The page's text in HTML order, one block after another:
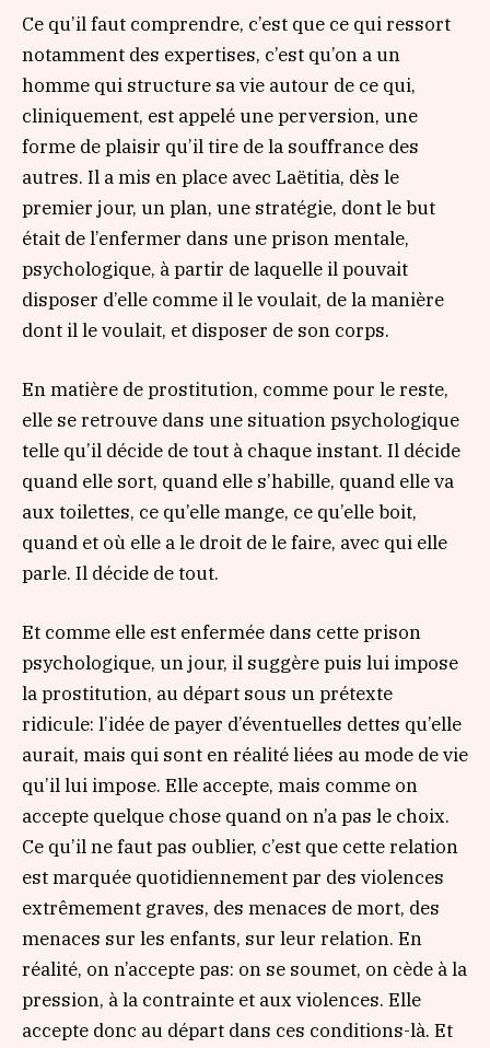
Ce qu’il faut comprendre, c’est que ce qui ressort
notamment des expertises, c’est qu’on a un
homme qui structure sa vie autour de ce qui,
cliniquement, est appelé une perversion, une
forme de plaisir qu’il tire de la souffrance des
autres. Il a mis en place avec Laëtitia, dès le
premier jour, un plan, une stratégie, dont le but
était de l’enfermer dans une prison mentale,
psychologique, à partir de laquelle il pouvait
disposer d’elle comme il le voulait, de la manière
dont il le voulait, et disposer de son corps.
En matière de prostitution, comme pour le reste,
elle se retrouve dans une situation psychologique
telle qu’il décide de tout à chaque instant. Il décide
quand elle sort, quand elle s’habille, quand elle va
aux toilettes, ce qu’elle mange, ce qu’elle boit,
quand et où elle a le droit de le faire, avec qui elle
parle. Il décide de tout.
Et comme elle est enfermée dans cette prison
psychologique, un jour, il suggère puis lui impose
la prostitution, au départ sous un prétexte
ridicule: l’idée de payer d’éventuelles dettes qu’elle
aurait, mais qui sont en réalité liées au mode de vie
qu’il lui impose. Elle accepte, mais comme on
accepte quelque chose quand on n’a pas le choix.
Ce qu’il ne faut pas oublier, c’est que cette relation
est marquée quotidiennement par des violences
extrêmement graves, des menaces de mort, des
menaces sur les enfants, sur leur relation. En
réalité, on n’accepte pas: on se soumet, on cède à la
pression, à la contrainte et aux violences. Elle
accepte donc au départ dans ces conditions-là. Et